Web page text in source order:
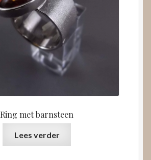
Ring met barnsteen
Lees verder